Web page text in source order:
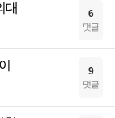
대 6
댓글
9
댓글